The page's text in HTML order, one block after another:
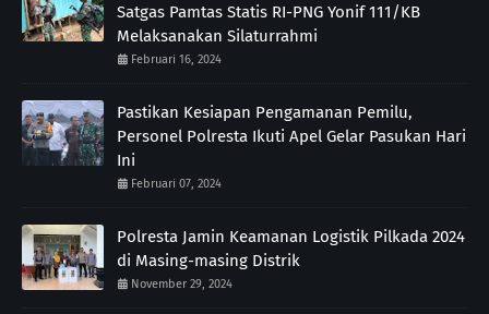
Satgas Pamtas Statis RI-PNG Yonif 111/KB
Melaksanakan Silaturrahmi
Februari 16, 2024
Pastikan Kesiapan Pengamanan Pemilu,
Personel Polresta Ikuti Apel Gelar Pasukan Hari
Ini
Februari 07, 2024
Polresta Jamin Keamanan Logistik Pilkada 2024
di Masing-masing Distrik
November 29, 2024